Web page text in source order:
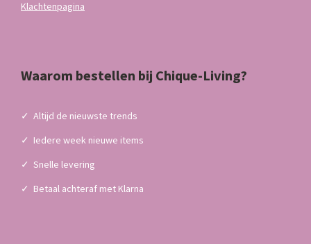
Klachtenpagina
Waarom bestellen bij Chique-Living?
✓ Altijd de nieuwste trends
✓ Iedere week nieuwe items
✓ Snelle levering
✓ Betaal achteraf met Klarna